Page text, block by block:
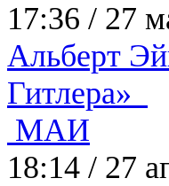
17:36 / 27
Альберт
Гитлера»
МАИ
18:14 / 27